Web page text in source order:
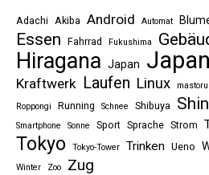
Adachi Akiba Android Automat
Essen Fahrrad Fukushima
Hiragana Japan
Kraftwerk Laufen Linux
Roppongi
Running Schnee Shibuya
Smartphone Sonne Sport Sprache Strom
Tokyo Tokyo-Tower Trinken Ueno
Winter Zoo Zug